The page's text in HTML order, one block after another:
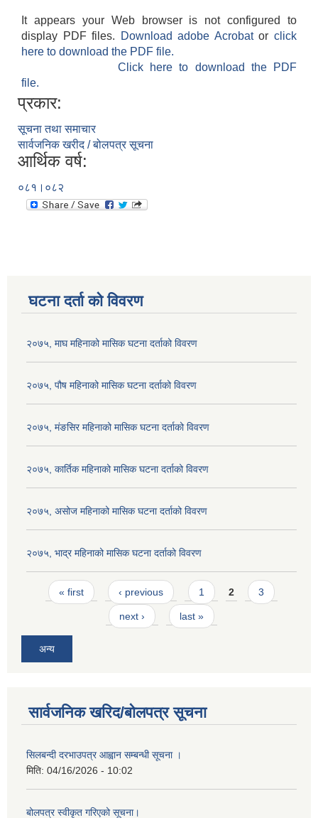
It appears your Web browser is not configured to
display PDF files.
Download adobe Acrobatorclick
here to download the PDF file.
Click here to download the PDF
file.
प्रकार:
सूचना तथा समाचार
सार्वजनिक खरीद / बोलपत्र सूचना
आर्थिक वर्ष:
०८१।०८२
घटना दर्ता को विवरण
२०७५, माघ महिनाको मासिक घटना दर्ताको विवरण
२०७५, पौष महिनाको मासिक घटना दर्ताको विवरण
२०७५, मंङसिर महिनाको मासिक घटना दर्ताको विवरण
२०७५, कार्तिक महिनाको मासिक घटना दर्ताको विवरण
२०७५, असोज महिनाको मासिक घटना दर्ताको विवरण
२०७५, भाद्र महिनाको मासिक घटना दर्ताको विवरण
Pages
« first ‹ previous 1 2 3
next › last »
अन्य
सार्वजनिक खरिद/बोलपत्र सूचना
सिलबन्दी दरभाउपत्र आह्वान सम्बन्धी सूचना ।
मिति: 04/16/2026 - 10:02
बोलपत्र स्वीकृत गरिएको सूचना।